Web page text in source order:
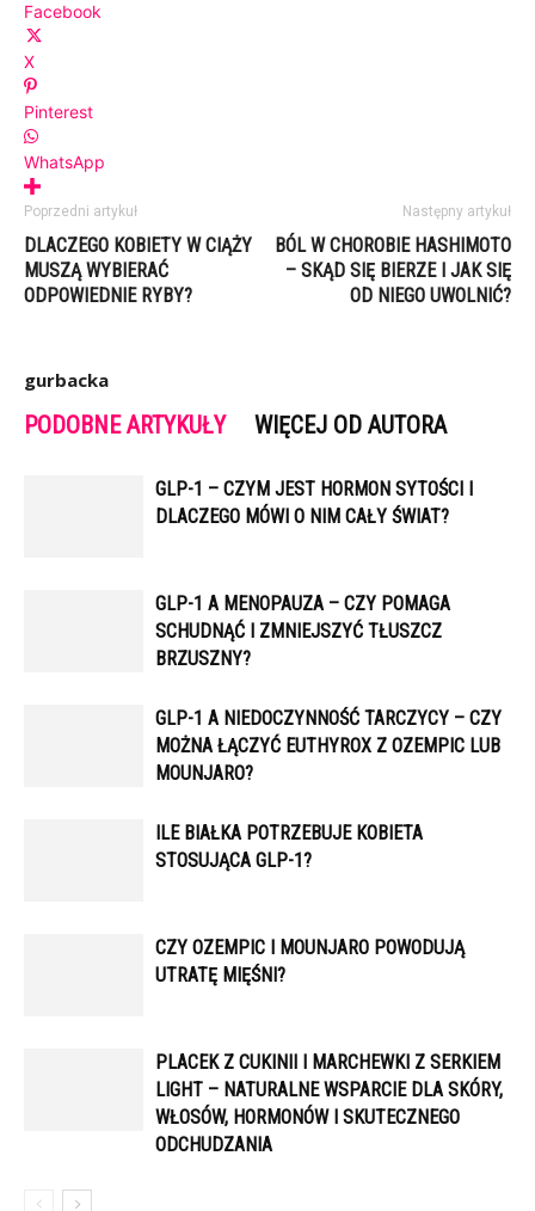
Facebook
X
Pinterest
WhatsApp
Poprzedni artykuł
DLACZEGO KOBIETY W CIĄŻY
MUSZĄ WYBIERAĆ
ODPOWIEDNIE RYBY?
Następny artykuł
BÓL W CHOROBIE HASHIMOTO
– SKĄD SIĘ BIERZE I JAK SIĘ
OD NIEGO UWOLNIĆ?
gurbacka
PODOBNE ARTYKUŁY WIĘCEJ OD AUTORA
GLP-1 – CZYM JEST HORMON SYTOŚCI I
DLACZEGO MÓWI O NIM CAŁY ŚWIAT?
GLP-1 A MENOPAUZA – CZY POMAGA
SCHUDNĄĆ I ZMNIEJSZYĆ TŁUSZCZ
BRZUSZNY?
GLP-1 A NIEDOCZYNNOŚĆ TARCZYCY – CZY
MOŻNA ŁĄCZYĆ EUTHYROX Z OZEMPIC LUB
MOUNJARO?
ILE BIAŁKA POTRZEBUJE KOBIETA
STOSUJĄCA GLP-1?
CZY OZEMPIC I MOUNJARO POWODUJĄ
UTRATĘ MIĘŚNI?
PLACEK Z CUKINII I MARCHEWKI Z SERKIEM
LIGHT – NATURALNE WSPARCIE DLA SKÓRY,
WŁOSÓW, HORMONÓW I SKUTECZNEGO
ODCHUDZANIA